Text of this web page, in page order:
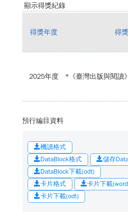
顯示得獎紀錄
得獎年度 得
2025年度 *《臺灣出版與閱讀
預行編目資料
機讀格式
DataBlock格式
儲存
DataBlock下載(odt)
卡片格式
卡片下載
卡片下載(odt)